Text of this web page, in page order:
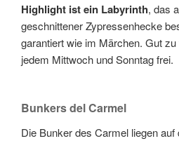
Highlight ist ein Labyrinth, das
geschnittener Zypressenhecke
garantiert wie im Märchen. Gut
jedem Mittwoch und Sonntag frei.
Bunkers del Carmel
Die Bunker des Carmel liegen auf